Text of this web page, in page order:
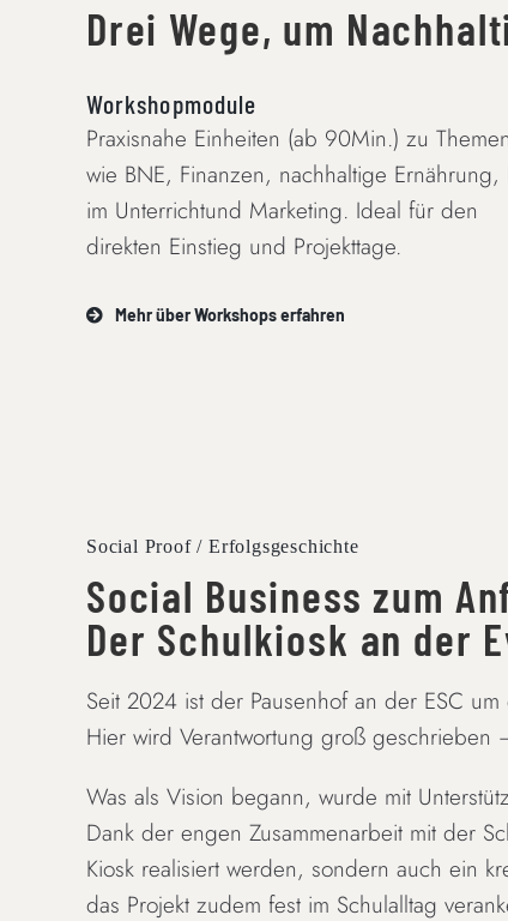
Drei Wege, um
Workshopmodule
Praxisnahe Einheiten (ab 90Min.) zu Themen
wie BNE, Finanzen, nachhaltige Ernährung,
im Unterrichtund Marketing. Ideal für den
direkten Einstieg und Projekttage.
Mehr über Workshops erfahren
Social Proof / Erfolgsgeschichte
Social Business zum
Der Schulkiosk an der
Seit 2024 ist der Pausenhof an der ESC
Hier wird Verantwortung groß geschrieben
Was als Vision begann, wurde mit
Dank der engen Zusammenarbeit mit der
Kiosk realisiert werden, sondern auch ein
das Projekt zudem fest im Schulalltag